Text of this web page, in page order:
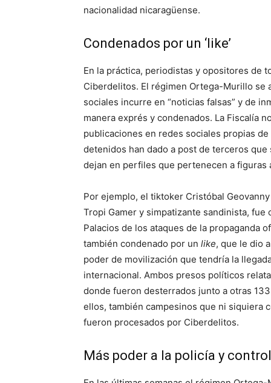
nacionalidad nicaragüense.
Condenados por un ‘like’
En la práctica, periodistas y opositores de
Ciberdelitos. El régimen Ortega-Murillo se
sociales incurre en “noticias falsas” y de
manera exprés y condenados. La Fiscalía
publicaciones en redes sociales propias
detenidos han dado a post de terceros
dejan en perfiles que pertenecen a
Por ejemplo, el tiktoker Cristóbal
Tropi Gamer y simpatizante sandinista,
Palacios de los ataques de la propaganda
también condenado por un like, que le dio
poder de movilización que tendría la
internacional. Ambos presos políticos
donde fueron desterrados junto a otras
ellos, también campesinos que ni siquiera
fueron procesados por Ciberdelitos.
Más poder a la policía y